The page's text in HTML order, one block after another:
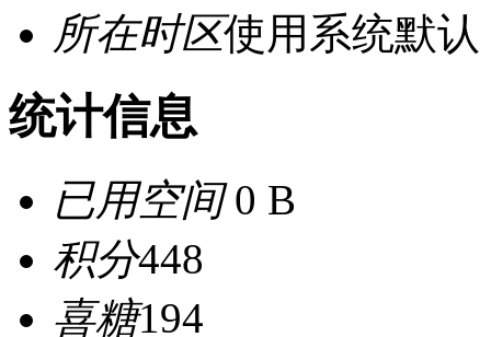
所在时区使用系统默认
统计信息
已用空间0 B
积分448
喜糖194